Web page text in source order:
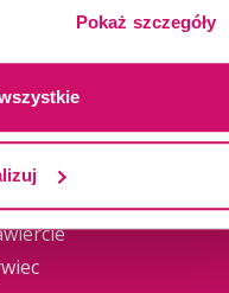
Pokaż szczegóły